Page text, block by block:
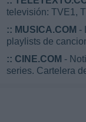
televisión: TVE1,
:: MUSICA.COM -
playlists de
:: CINE.COM -
series. Cartelera